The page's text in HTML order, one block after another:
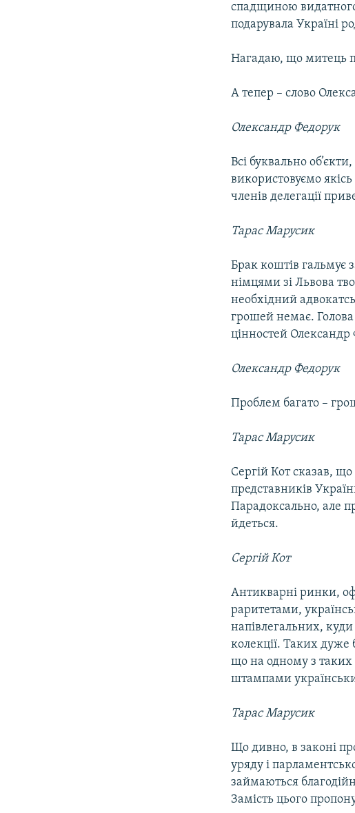
спадщиною
подарувала Україні
Нагадаю, що митець
А тепер – слово
Олександр Федорук
Всі буквально
використовуємо
членів делегації
Тарас Марусик
Брак коштів гальмує
німцями зі Львова
необхідний
грошей немає.
цінностей
Олександр Федорук
Проблем багато –
Тарас Марусик
Сергій Кот сказав,
представників
Парадоксально, але
йдеться.
Сергій Кот
Антикварні ринки,
раритетами,
напівлегальних,
колекції. Таких дуже
що на одному з таких
штампами
Тарас Марусик
Що дивно, в законі
уряду і
займаються
Замість цього